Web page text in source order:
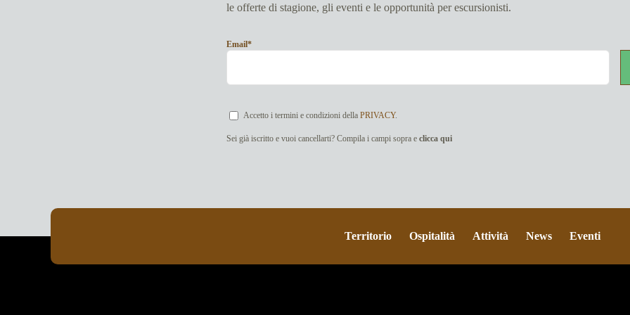
le offerte di stagione, gli eventi e le opportunità per escursionisti.
Email*
Accetto i termini e condizioni della PRIVACY.
Sei già iscritto e vuoi cancellarti? Compila i campi sopra e clicca qui
Territorio Ospitalità Attività News Eventi